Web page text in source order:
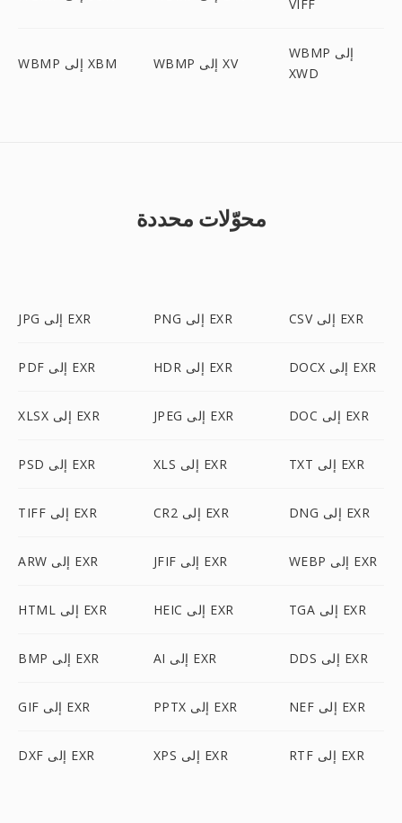
VIFF
WBMP إلى XBM WBMP إلى XV
WBMP إلى
XWD
محوّلات محددة
JPG إلى EXR PNG إلى EXR CSV إلى EXR
PDF إلى EXR HDR إلى EXR DOCX إلى EXR
XLSX إلى EXR JPEG إلى EXR DOC إلى EXR
PSD إلى EXR XLS إلى EXR TXT إلى EXR
TIFF إلى EXR CR2 إلى EXR DNG إلى EXR
ARW إلى EXR JFIF إلى EXR WEBP إلى EXR
HTML إلى EXR HEIC إلى EXR TGA إلى EXR
BMP إلى EXR AI إلى EXR DDS إلى EXR
GIF إلى EXR PPTX إلى EXR NEF إلى EXR
DXF إلى EXR XPS إلى EXR RTF إلى EXR